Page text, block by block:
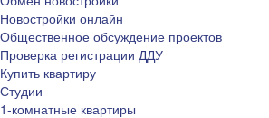
Новостройки онлайн
Общественное обсуждение проектов
Проверка регистрации ДДУ
Купить квартиру
Студии
1-комнатные квартиры